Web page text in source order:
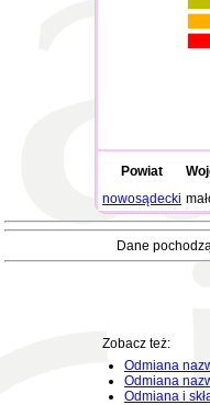
Powiat
nowosądecki
Dane
Zobacz też:
Odmiana
Odmiana
Odmiana i